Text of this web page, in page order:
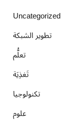
Uncategorized
تطوير الشبكة
تعلُّم
تَغذِيَة
تكنولوجيا
علوم